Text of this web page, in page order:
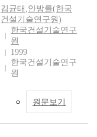
김균태 ,안방률(한국
건설기술연구원)
한국건설기술연구
원
1999
한국건설기술연구
원
원문보기